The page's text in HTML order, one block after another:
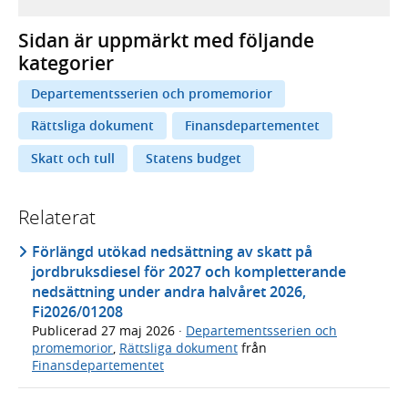
Sidan är uppmärkt med följande
kategorier
Departementsserien och promemorior
Rättsliga dokument
Finansdepartementet
Skatt och tull
Statens budget
Relaterat
Förlängd utökad nedsättning av skatt på
jordbruksdiesel för 2027 och kompletterande
nedsättning under andra halvåret 2026,
Fi2026/01208
Publicerad 27 maj 2026 · Departementsserien och
promemorior, Rättsliga dokument från
Finansdepartementet